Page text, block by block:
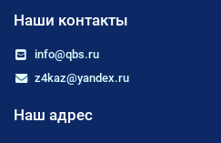
Наши контакты
info@qbs.ru
z4kaz@yandex.ru
Наш адрес